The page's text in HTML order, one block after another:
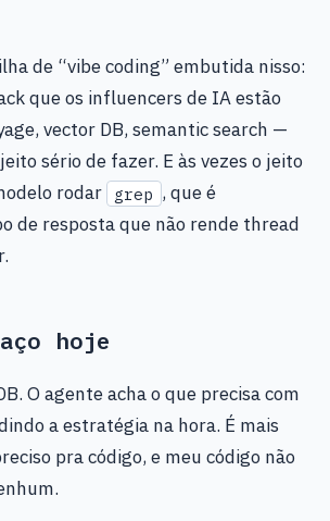
de “vibe coding” embutida nisso:
que os influencers de IA estão
vector DB, semantic search —
sério de fazer. E às vezes o jeito
rodar
grep , que é
de resposta que não rende thread
hoje
O agente acha o que precisa com
a estratégia na hora. É mais
pra código, e meu código não